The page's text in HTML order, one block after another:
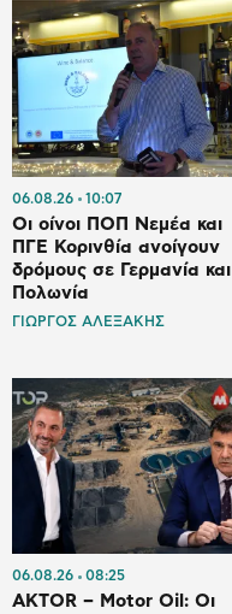
06.08.26 10:07
Οι οίνοι ΠΟΠ Νεμέα και
ΠΓΕ Κορινθία ανοίγουν
δρόμους σε Γερμανία και
Πολωνία
ΓΙΩΡΓΟΣ ΑΛΕΞΑΚΗΣ
06.08.26 08:25
AKTOR – Motor Oil: Οι